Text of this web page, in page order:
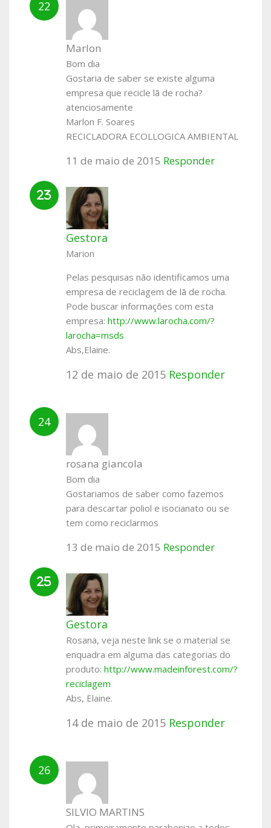
Marlon
Bom dia
Gostaria de saber se existe alguma
empresa que recicle lã de rocha?
atenciosamente
Marlon F. Soares
RECICLADORA ECOLLOGICA AMBIENTAL
11 de maio de 2015 Responder
Gestora
Marion
Pelas pesquisas não identificamos uma
empresa de reciclagem de lã de rocha.
Pode buscar informações com esta
empresa: http://www.larocha.com/?
larocha=msds
Abs,Elaine.
12 de maio de 2015 Responder
rosana giancola
Bom dia
Gostariamos de saber como fazemos
para descartar poliol e isocianato ou se
tem como reciclarmos
13 de maio de 2015 Responder
Gestora
Rosana, veja neste link se o material se
enquadra em alguma das categorias do
produto: http://www.madeinforest.com/?
reciclagem
Abs, Elaine.
14 de maio de 2015 Responder
SILVIO MARTINS